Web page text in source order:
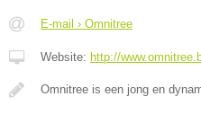
E-mail › Omnitree
Website: http://
Omnitree is een jong en